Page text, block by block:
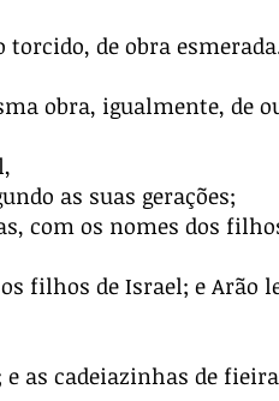
torcido, de obra
obra, igualmente, de
as suas gerações;
com os nomes dos
filhos de Israel; e Arão
as cadeiazinhas de